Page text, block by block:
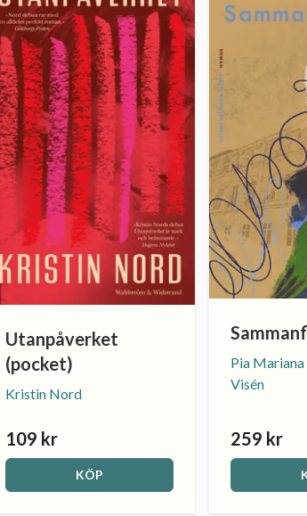
Utanpåverket
(pocket)
Kristin Nord
109 kr
KÖP
Pia
Visén
259 kr